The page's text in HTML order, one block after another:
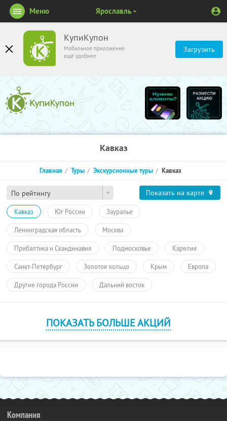
КупиКупон
Мобильное приложение
ещё удобнее
Загрузить
Меню Ярославль
Кавказ
По рейтингу
Главная Туры Экскурсионные туры Кавказ
Показать на карте
Кавказ Юг России Зауралье
Ленинградская область Москва
Прибалтика и Скандинавия Подмосковье Карелия
Санкт-Петербург Золотое кольцо Крым Европа
Другие города России Дальний восток
ПОКАЗАТЬ БОЛЬШЕ АКЦИЙ
Компания